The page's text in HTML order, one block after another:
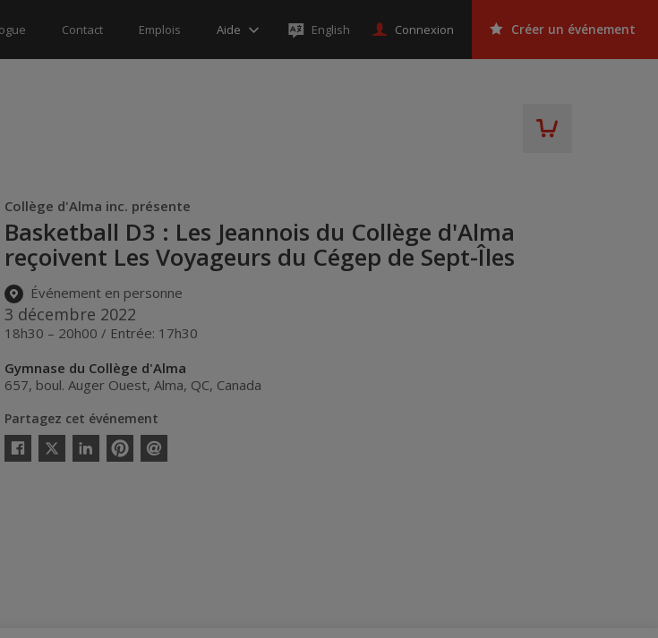
Contact Emplois Aide English Connexion Créer un événement
Collège d'Alma inc. présente
Basketball D3 : Les Jeannois du Collège d'Alma
reçoivent Les Voyageurs du Cégep de Sept-Îles
Événement en personne
3 décembre 2022
18h30 – 20h00 / Entrée: 17h30
Gymnase du Collège d'Alma
657, boul. Auger Ouest,Alma, QC, Canada
Partagez cet événement
Facebook
Twitter
LinkedinPinterestEnvoyer